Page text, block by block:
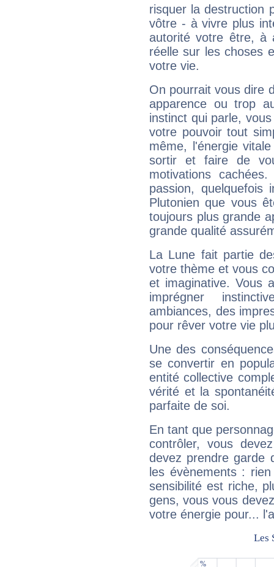
risquer la destruction
vôtre - à vivre plus
autorité votre être, à
réelle sur les choses
votre vie.
On pourrait vous dire
apparence ou trop
instinct qui parle,
votre pouvoir tout
même, l'énergie
sortir et faire de
motivations
passion, quelquefois
Plutonien que vous
toujours plus grande
grande qualité
La Lune fait partie
votre thème et vous
et imaginative. Vous
imprégner
ambiances, des
pour rêver votre vie
Une des
se convertir en
entité collective
vérité et la
parfaite de soi.
En tant que
contrôler, vous
devez prendre garde
les évènements :
sensibilité est riche,
gens, vous vous
votre énergie pour...